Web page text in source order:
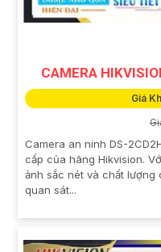
CAMERA
Giá
Camera an ninh DS-
cấp của hãng Hikvision.
ảnh sắc nét và chất lượng
quan sát...